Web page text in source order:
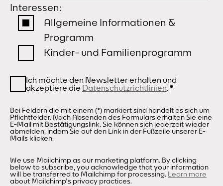
Interessen:
Allgemeine Informationen &
Programm
Kinder- und Familienprogramm
Ich möchte den Newsletter erhalten und
akzeptiere die Datenschutzrichtlinien.*
Bei Feldern die mit einem (*) markiert sind handelt es sich um
Pflichtfelder. Nach Absenden des Formulars erhalten Sie eine
E-Mail mit Bestätigungslink. Sie können sich jederzeit wieder
abmelden, indem Sie auf den Link in der Fußzeile unserer E-
Mails klicken.
We use Mailchimp as our marketing platform. By clicking
below to subscribe, you acknowledge that your information
will be transferred to Mailchimp for processing. Learn more
about Mailchimp's privacy practices.